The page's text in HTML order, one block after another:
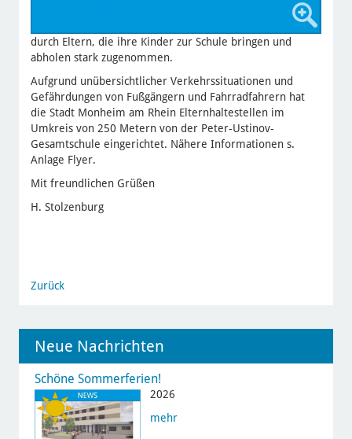
durch Eltern, die ihre Kinder zur Schule bringen und
abholen stark zugenommen.
Aufgrund unübersichtlicher Verkehrssituationen und
Gefährdungen von Fußgängern und Fahrradfahrern hat
die Stadt Monheim am Rhein Elternhaltestellen im
Umkreis von 250 Metern von der Peter-Ustinov-
Gesamtschule eingerichtet. Nähere Informationen s.
Anlage Flyer.
Mit freundlichen Grüßen
H. Stolzenburg
Zurück
Neue Nachrichten
Schöne Sommerferien!
2026
mehr